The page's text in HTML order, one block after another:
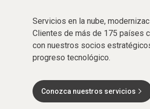
Servicios en la nube,
Clientes de más de 175 países
con nuestros socios
progreso tecnológico.
Conozca nuestros servicios